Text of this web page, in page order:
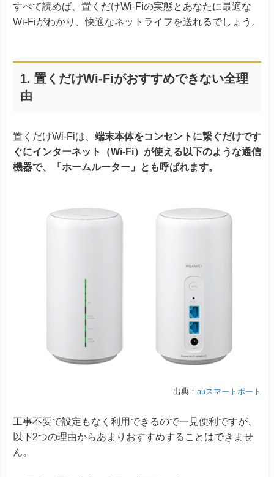
すべて読めば、置くだけWi-Fiの実態とあなたに最適な
Wi-Fiがわかり、快適なネットライフを送れるでしょう。
1. 置くだけWi-Fiがおすすめできない全理
由
置くだけWi-Fiは、 端末本体をコンセントに繋ぐだけです
ぐにインターネット（Wi-Fi）が使える以下のような通信
機器で、「ホームルーター」とも呼ばれます。
出典： auスマートポート
工事不要で設定もなく利用できるので一見便利ですが、
以下2つの理由からあまりおすすめすることはできませ
ん。